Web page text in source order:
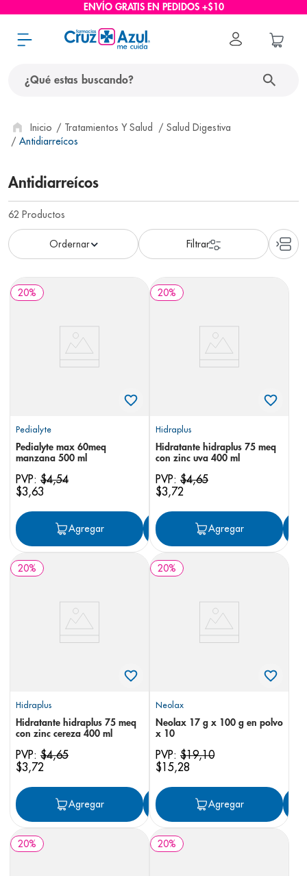
ENVÍO GRATIS EN PEDIDOS +$10
Tratamientos Y Salud
Salud Digestiva
Antidiarreícos
Antidiarreícos
62 Productos
20%
Pedialyte
Pedialyte max 60meq
manzana 500 ml
PVP: $4,54
$3,63
Agregar Agregar
20%
Hidraplus
Hidratante hidraplus 75 meq
con zinc uva 400 ml
PVP: $4,65
$3,72
Agregar
20%
Hidraplus
Hidratante hidraplus 75 meq
con zinc cereza 400 ml
PVP: $4,65
$3,72
Agregar Agregar
20%
Neolax
Neolax 17 g x 100 g en polvo
x 10
PVP: $19,10
$15,28
Agregar
20% 20%
términos más buscados
2. pañales
3. eucerin
4. cerave
nivea
6. bioderma
7.
pediasure
panolini